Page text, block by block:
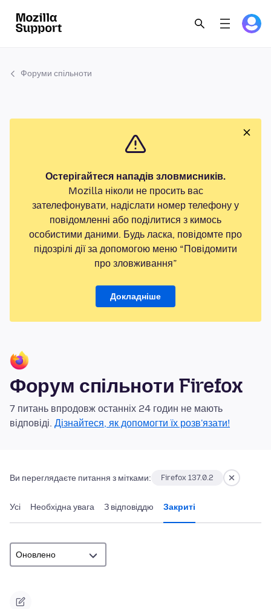
Форуми спільноти
Остерігайтеся нападів зловмисників.
Mozilla ніколи не просить вас
зателефонувати, надіслати номер телефону у
повідомленні або поділитися з кимось
особистими даними. Будь ласка, повідомте про
підозрілі дії за допомогою меню “Повідомити
про зловживання”
Докладніше
Форум спільноти Firefox
7 питань впродовж останніх 24 годин не мають
відповіді. Дізнайтеся, як допомогти їх розв'язати!
Ви переглядаєте питання з мітками: Firefox 137.0.2
Усі Необхідна увага З відповіддю Закриті